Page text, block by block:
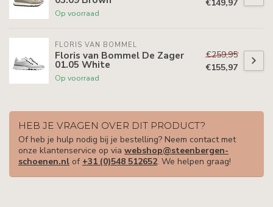
Op voorraad
€149,97
FLORIS VAN BOMMEL
Floris van Bommel De Zager
01.05 White
Op voorraad
€259,95
€155,97
HEB JE VRAGEN OVER DIT PRODUCT?
Of heb je hulp nodig bij je bestelling? Neem contact met
onze klantenservice op via webshop@steenbergen-
schoenen.nl of +31 (0)548 512652. We helpen graag!